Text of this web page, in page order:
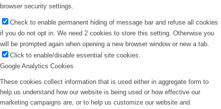
browser security settings.
Check to enable permanent hiding of message bar and refuse all cookies
if you do not opt in. We need 2 cookies to store this setting. Otherwise you
will be prompted again when opening a new browser window or new a tab.
Click to enable/disable essential site cookies.
Google Analytics Cookies
These cookies collect information that is used either in aggregate form to
help us understand how our website is being used or how effective our
marketing campaigns are, or to help us customize our website and